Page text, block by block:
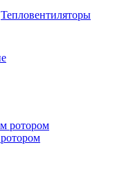
Тепловентиляторы
ротором